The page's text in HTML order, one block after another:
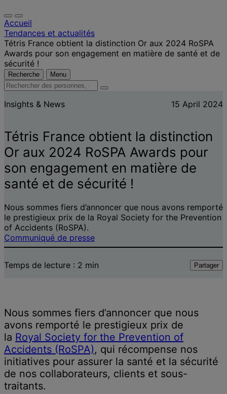
Accueil
Tendances et actualités
Tétris France obtient la distinction Or aux 2024 RoSPA
Awards pour son engagement en matière de santé et de
sécurité !
Recherche Menu
Rechercher
personnes,
des
actualités
et
des
informations
Insights & News 15 April 2024
Tétris France obtient la distinction
Or aux 2024 RoSPA Awards pour
son engagement en matière de
santé et de sécurité !
Nous sommes fiers d’annoncer que nous avons remporté
le prestigieux prix de la Royal Society for the Prevention
of Accidents (RoSPA).
Communiqué de presse
Temps de lecture : 2 min Partager
Nous sommes fiers d’annoncer que nous
avons remporté le prestigieux prix de
la Royal Society for the Prevention of
Accidents (RoSPA), qui récompense nos
initiatives pour assurer la santé et la sécurité
de nos collaborateurs, clients et sous-
traitants.